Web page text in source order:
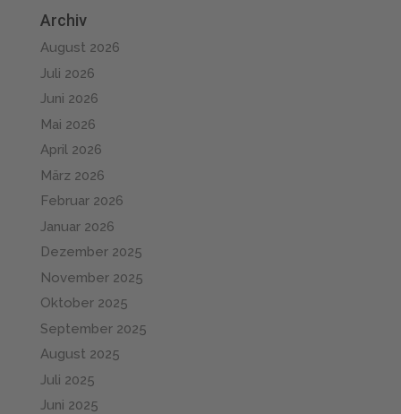
Archiv
August 2026
Juli 2026
Juni 2026
Mai 2026
April 2026
März 2026
Februar 2026
Januar 2026
Dezember 2025
November 2025
Oktober 2025
September 2025
August 2025
Juli 2025
Juni 2025